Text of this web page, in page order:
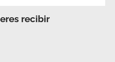
recibir